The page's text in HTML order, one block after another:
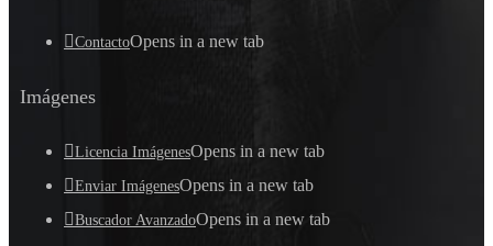
ContactoOpens in a new tab
Imágenes
Licencia ImágenesOpens in a new tab
Enviar ImágenesOpens in a new tab
Buscador AvanzadoOpens in a new tab